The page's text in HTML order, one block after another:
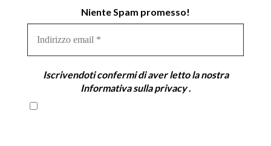
Niente Spam promesso!
email
Iscrivendoti confermi di aver letto la nostra
Informativa sulla privacy.